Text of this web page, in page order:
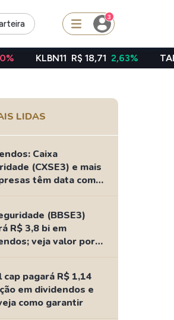
3
de Dividendos
Dividendo Inteligente
Mais Buscadas
Iniciante
R$ 18,71 2,63% TAEE11 R$
LIDAS
Caixa
(CXSE3) e mais
têm data com
2ª feira
(BBSE3)
R$ 3,8 bi em
veja valor por
cap pagará R$ 1,14
em dividendos e
como garantir